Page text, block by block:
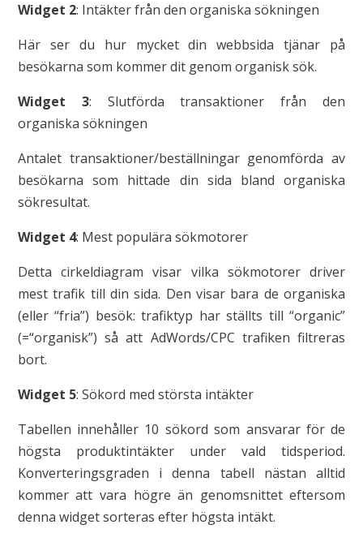
Widget 2: Intäkter från den organiska sökningen
Här ser du hur mycket din webbsida tjänar på
besökarna som kommer dit genom organisk sök.
Widget 3: Slutförda transaktioner från den
organiska sökningen
Antalet transaktioner/beställningar genomförda av
besökarna som hittade din sida bland organiska
sökresultat.
Widget 4: Mest populära sökmotorer
Detta cirkeldiagram visar vilka sökmotorer driver
mest trafik till din sida. Den visar bara de organiska
(eller “fria”) besök: trafiktyp har ställts till “organic”
(=“organisk”) så att AdWords/CPC trafiken filtreras
bort.
Widget 5: Sökord med största intäkter
Tabellen innehåller 10 sökord som ansvarar för de
högsta produktintäkter under vald tidsperiod.
Konverteringsgraden i denna tabell nästan alltid
kommer att vara högre än genomsnittet eftersom
denna widget sorteras efter högsta intäkt.